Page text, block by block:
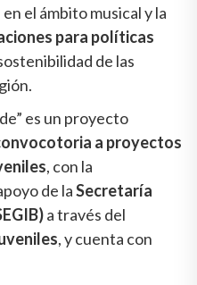
en el ámbito musical y la
para políticas
de las
es un proyecto
a proyectos
, con la
de laSecretaría
a través del
, y cuenta con